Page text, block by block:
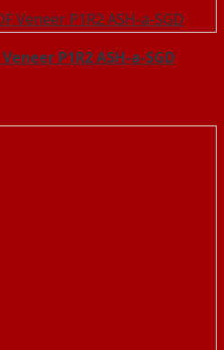
P1R2 ASH-a-SGD